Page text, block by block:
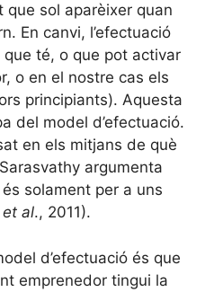
sol aparèixer quan
En canvi, l’efectuació
té, o que pot activar
o en el nostre cas els
principiants). Aquesta
del model d’efectuació.
en els mitjans de què
argumenta
solament per a uns
et al., 2011).
d’efectuació és que
emprenedor tingui la